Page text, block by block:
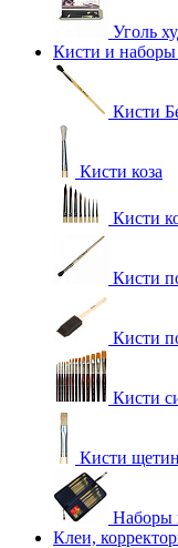
Уголь
Кисти и наборы
Кисти
Кисти коза
Кисти
Кисти
Кисти
Кисти
Кисти
Наборы
Клеи,